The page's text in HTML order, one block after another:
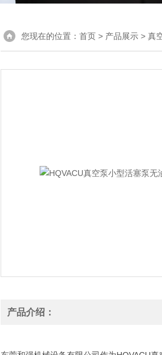
您现在的位置： 首页 > 产品展示 > 真
产品介绍：